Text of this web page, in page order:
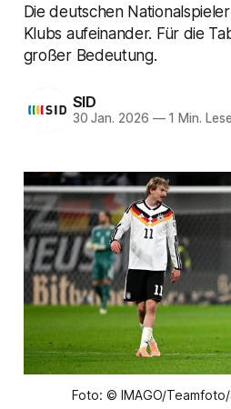
Die deutschen
Klubs aufeinander. Für die
großer Bedeutung.
SID
30 Jan. 2026 —1 Min.
Foto: © IMAGO/